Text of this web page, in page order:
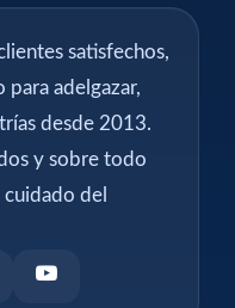
satisfechos,
adelgazar,
desde 2013.
y sobre todo
del